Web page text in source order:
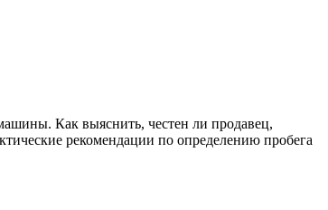
Как выяснить, честен ли продавец,
рекомендации по определению пробега